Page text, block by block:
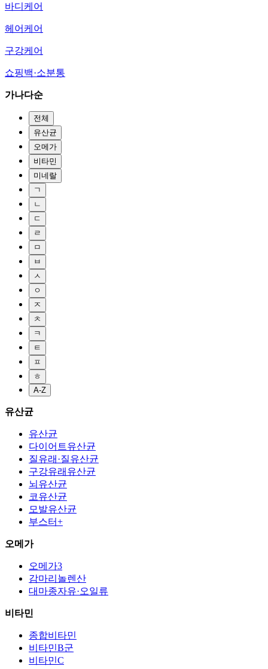
바디케어
헤어케어
구강케어
쇼핑백·소분통
가나다순
전체
유산균
오메가
비타민
미네랄
ㄱ
ㄴ
ㄷ
ㄹ
ㅁ
ㅂ
ㅅ
ㅇ
ㅈ
ㅊ
ㅋ
ㅌ
ㅍ
ㅎ
A-Z
유산균
유산균
다이어트유산균
질유래·질유산균
구강유래유산균
뇌유산균
코유산균
모발유산균
부스터+
오메가
오메가3
감마리놀렌산
대마종자유·오일류
비타민
종합비타민
비타민B군
비타민C